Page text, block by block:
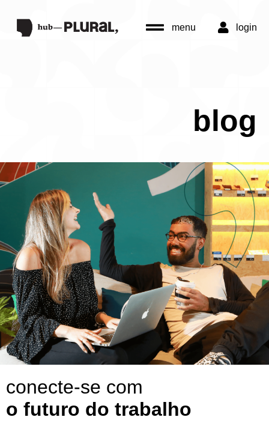
menu login
blog
conecte-se com
o futuro do trabalho